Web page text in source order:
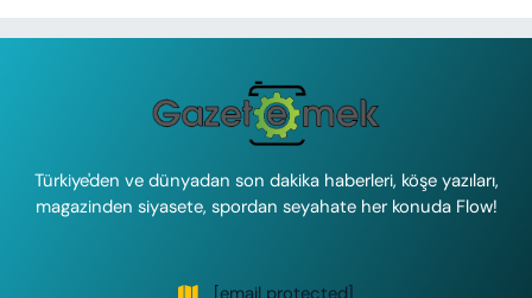
Türkiye'den ve dünyadan son dakika haberleri, köşe yazıları,
magazinden siyasete, spordan seyahate her konuda Flow!
[email protected]